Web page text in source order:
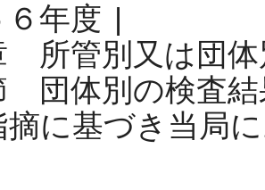
６年度 |
所管別又は団体
団体別の検査結
摘に基づき当局